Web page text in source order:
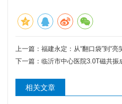
上一篇： 福建永定：从“翻口袋”到“
下一篇： 临沂市中心医院3.0T磁共振成
相关文章